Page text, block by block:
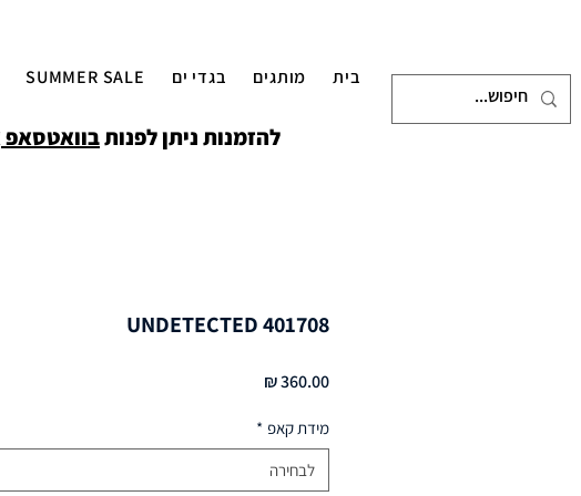
בית מותגים בגדי ים SUMMER SALE
להזמנות ניתן לפנותבוואטסאפ
UNDETECTED 401708
מידת קאפ *
לבחירה